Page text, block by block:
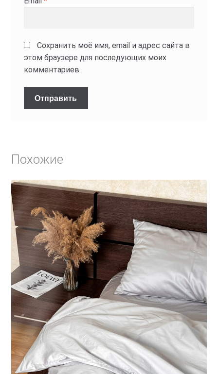
Сохранить моё имя, email и адрес сайта в
этом браузере для последующих моих
комментариев.
Похожие